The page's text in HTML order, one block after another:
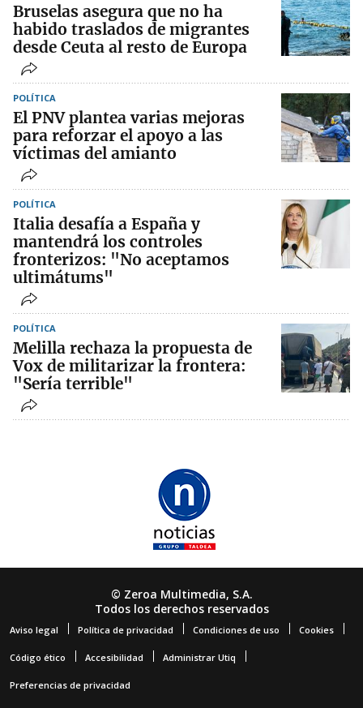
Bruselas asegura que no ha
habido traslados de migrantes
desde Ceuta al resto de Europa
POLÍTICA
El PNV plantea varias mejoras
para reforzar el apoyo a las
víctimas del amianto
POLÍTICA
Italia desafía a España y
mantendrá los controles
fronterizos: "No aceptamos
ultimátums"
POLÍTICA
Melilla rechaza la propuesta de
Vox de militarizar la frontera:
"Sería terrible"
© Zeroa Multimedia, S.A.
Todos los derechos reservados
Aviso legal Política de privacidad Condiciones de uso Cookies
Código ético Accesibilidad Administrar Utiq
Preferencias de privacidad